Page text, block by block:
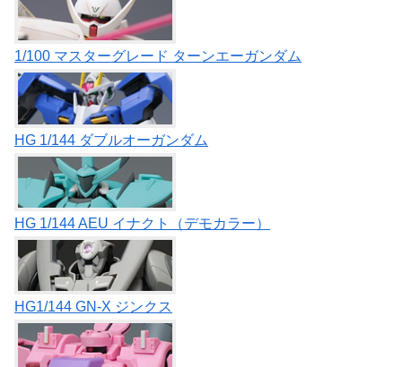
1/100 マスターグレード ターンエーガンダム
HG 1/144 ダブルオーガンダム
HG 1/144 AEU イナクト（デモカラー）
HG1/144 GN-X ジンクス